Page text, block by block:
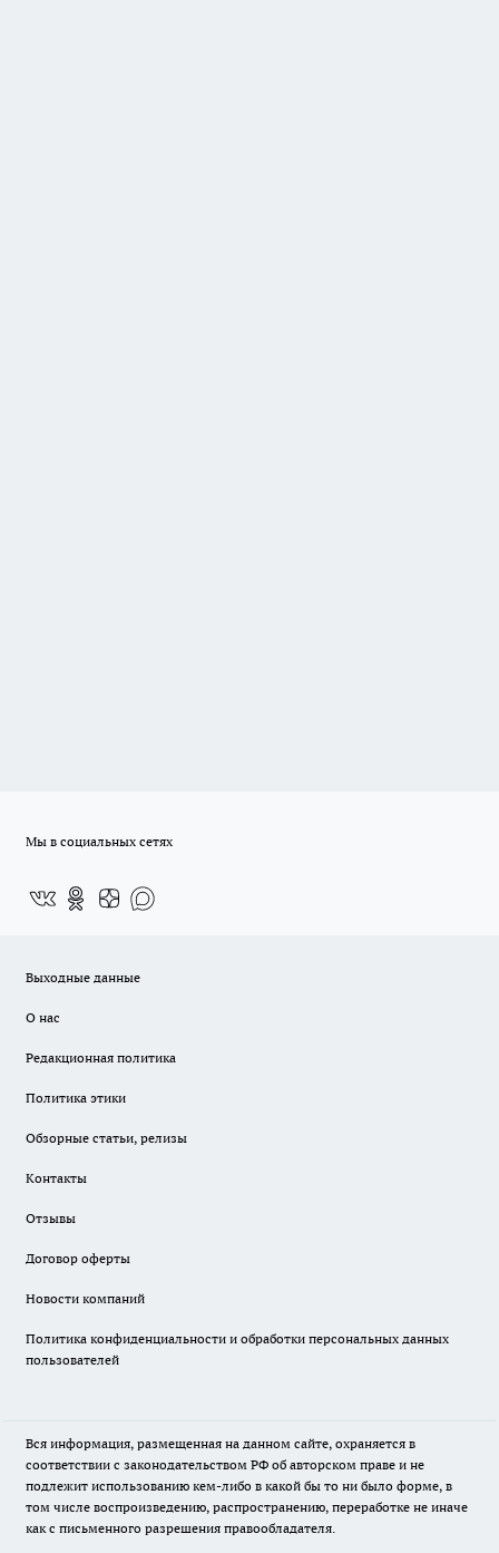
Мы в социальных сетях
Выходные данные
О нас
Редакционная политика
Политика этики
Обзорные статьи, релизы
Контакты
Отзывы
Договор оферты
Новости компаний
Политика конфиденциальности и обработки персональных данных
пользователей
Вся информация, размещенная на данном сайте, охраняется в
соответствии с законодательством РФ об авторском праве и не
подлежит использованию кем-либо в какой бы то ни было форме, в
том числе воспроизведению, распространению, переработке не иначе
как с письменного разрешения правообладателя.